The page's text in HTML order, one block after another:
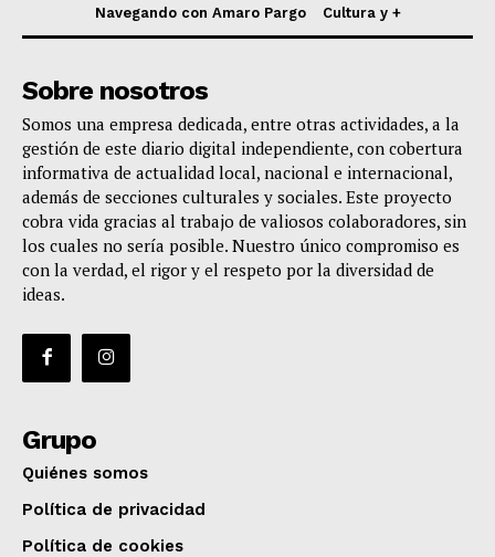
Navegando con Amaro Pargo
Cultura y +
Sobre nosotros
Somos una empresa dedicada, entre otras actividades, a la
gestión de este diario digital independiente, con cobertura
informativa de actualidad local, nacional e internacional,
además de secciones culturales y sociales. Este proyecto
cobra vida gracias al trabajo de valiosos colaboradores, sin
los cuales no sería posible. Nuestro único compromiso es
con la verdad, el rigor y el respeto por la diversidad de
ideas.
Grupo
Quiénes somos
Política de privacidad
Política de cookies